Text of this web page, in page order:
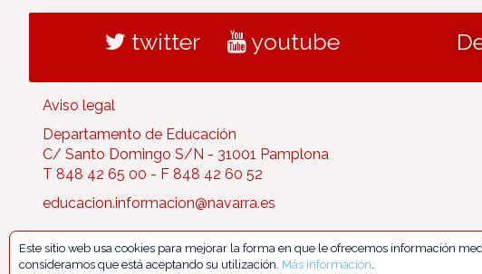
twitter youtube
Aviso legal
Departamento de Educación
C/ Santo Domingo S/N - 31001 Pamplona
T 848 42 65 00 - F 848 42 60 52
educacion.informacion@navarra.es
Este sitio web usa cookies para mejorar la forma en que le ofrecemos información
consideramos que está aceptando su utilización. Más información.